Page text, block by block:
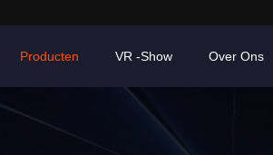
Producten VR -show Over Ons